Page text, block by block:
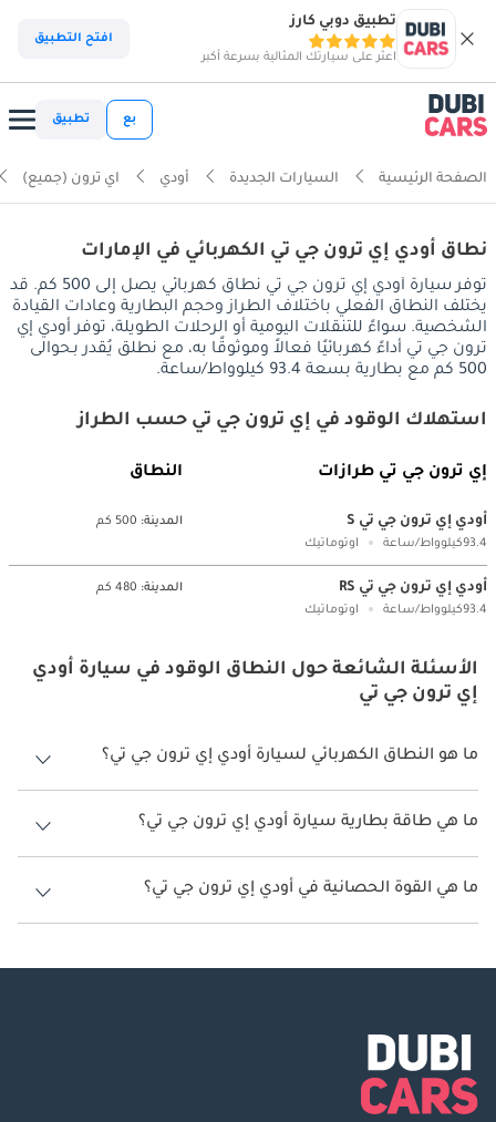
تطبيق دوبي كارز
اعثر على سيارتك المثالية بسرعة أكبر
افتح التطبيق
بع تطبيق
الصفحة الرئيسية السيارات الجديدة أودي اي ترون (جميع)
نطاق أودي إي ترون جي تي الكهربائي في الإمارات
توفر سيارة أودي إي ترون جي تي نطاق كهربائي يصل إلى 500 كم. قد
يختلف النطاق الفعلي باختلاف الطراز وحجم البطارية وعادات القيادة
الشخصية. سواءً للتنقلات اليومية أو الرحلات الطويلة، توفر أودي إي
ترون جي تي أداءً كهربائيًا فعالاً وموثوقًا به، مع نطلق يُقدر بـحوالى
500 كم مع بطارية بسعة 93.4 كيلوواط/ساعة.
استهلاك الوقود في إي ترون جي تي حسب الطراز
إي ترون جي تي طرازات النطاق
أودي إي ترون جي تي S
93.4كيلوواط/ساعة اوتوماتيك
المدينة: 500 كم
أودي إي ترون جي تي RS
93.4كيلوواط/ساعة اوتوماتيك
المدينة: 480 كم
الأسئلة الشائعة حول النطاق الوقود في سيارة أودي
إي ترون جي تي
ما هو النطاق الكهربائي لسيارة أودي إي ترون جي تي؟
يتراوح النطاق الكهربائي لسيارة أودي إي ترون جي تي بين 480 كم - 500 كم.
ما هي طاقة بطارية سيارة أودي إي ترون جي تي؟
طاقة بطارية سيارة أودي إي ترون جي تي هي 93.4 كيلوواط/ساعة.
ما هي القوة الحصانية في أودي إي ترون جي تي؟
تنتج أودي إي ترون جي تي قوة 637 حصان.